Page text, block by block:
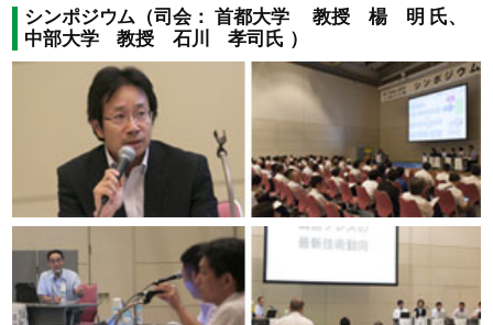
シンポジウム（司会： 首都大学 教授 楊 明 氏、
中部大学 教授 石川 孝司氏 ）